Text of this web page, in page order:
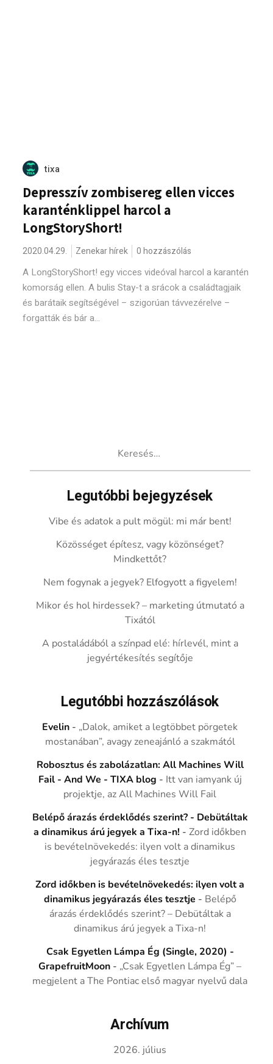
tixa
Depresszív zombisereg ellen vicces
karanténklippel harcol a
LongStoryShort!
2020.04.29. Zenekar hírek 0 hozzászólás
A LongStoryShort! egy vicces videóval harcol a karantén
komorság ellen. A bulis Stay-t a srácok a családtagjaik
és barátaik segítségével – szigorúan távvezérelve –
forgatták és bár a...
Legutóbbi bejegyzések
Vibe és adatok a pult mögül: mi már bent!
Közösséget építesz, vagy közönséget?
Mindkettőt?
Nem fogynak a jegyek? Elfogyott a figyelem!
Mikor és hol hirdessek? – marketing útmutató a
Tixától
A postaládából a színpad elé: hírlevél, mint a
jegyértékesítés segítője
Legutóbbi hozzászólások
Evelin - „Dalok, amiket a legtöbbet pörgetek
mostanában”, avagy zeneajánló a szakmától
Robosztus és zabolázatlan: All Machines Will
Fail - And We - TIXA blog - Itt van iamyank új
projektje, az All Machines Will Fail
Belépő árazás érdeklődés szerint? - Debütáltak
a dinamikus árú jegyek a Tixa-n! -Zord időkben
is bevételnövekedés: ilyen volt a dinamikus
jegyárazás éles tesztje
Zord időkben is bevételnövekedés: ilyen volt a
dinamikus jegyárazás éles tesztje - Belépő
árazás érdeklődés szerint? – Debütáltak a
dinamikus árú jegyek a Tixa-n!
Csak Egyetlen Lámpa Ég (Single, 2020) -
GrapefruitMoon - „Csak Egyetlen Lámpa Ég” –
megjelent a The Pontiac első magyar nyelvű dala
Archívum
2026. július